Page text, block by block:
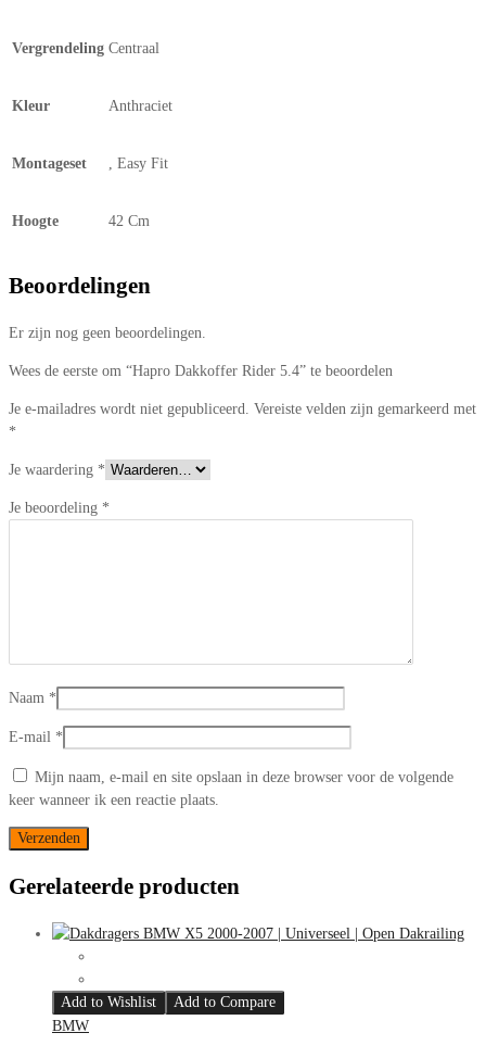
Vergrendeling Centraal
Kleur Anthraciet
Montageset , Easy Fit
Hoogte 42 Cm
Beoordelingen
Er zijn nog geen beoordelingen.
Wees de eerste om “Hapro Dakkoffer Rider 5.4” te beoordelen
Je e-mailadres wordt niet gepubliceerd. Vereiste velden zijn gemarkeerd met
*
Je waardering *
Je beoordeling *
Naam *
E-mail *
Mijn naam, e-mail en site opslaan in deze browser voor de volgende
keer wanneer ik een reactie plaats.
Gerelateerde producten
Add to Wishlist
Add to Compare
BMW